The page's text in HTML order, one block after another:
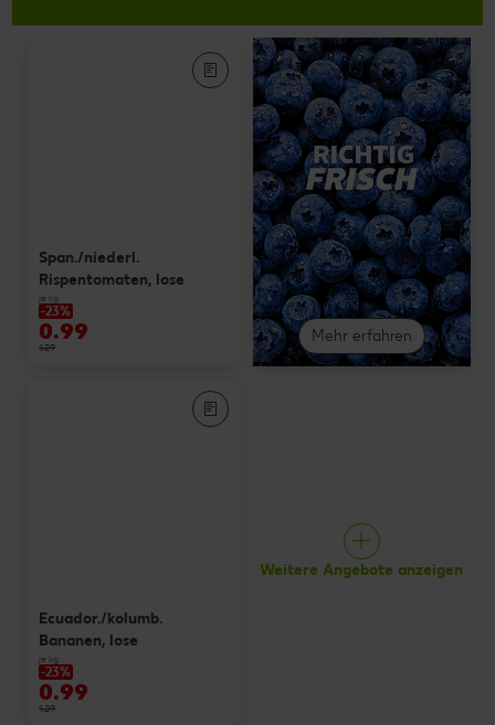
Mehr erfahren
Span./niederl.
Rispentomaten, lose
je kg
-23%
0.99
1.29
Ecuador./kolumb.
Bananen, lose
je kg
-23%
0.99
1.29
Weitere Angebote anzeigen